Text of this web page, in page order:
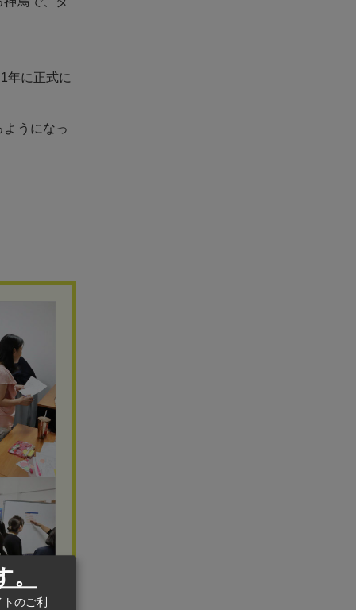
年に正式に
うになっ
のご利